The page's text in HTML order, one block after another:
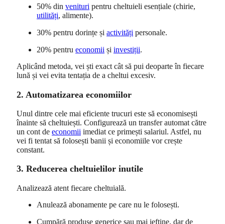
50% din venituri pentru cheltuieli esențiale (chirie,
utilități, alimente).
30% pentru dorințe și activități personale.
20% pentru economii și investiții.
Aplicând metoda, vei ști exact cât să pui deoparte în fiecare
lună și vei evita tentația de a cheltui excesiv.
2. Automatizarea economiilor
Unul dintre cele mai eficiente trucuri este să economisești
înainte să cheltuiești. Configurează un transfer automat către
un cont de economii imediat ce primești salariul. Astfel, nu
vei fi tentat să folosești banii și economiile vor crește
constant.
3. Reducerea cheltuielilor inutile
Analizează atent fiecare cheltuială.
Anulează abonamente pe care nu le folosești.
Cumpără produse generice sau mai ieftine, dar de